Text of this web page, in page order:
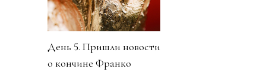
День 5. Пришли новости
о кончине Франко